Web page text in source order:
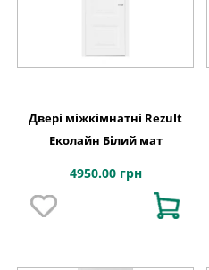
Двері міжкімнатні Rezult
Еколайн Білий мат
4950.00 грн